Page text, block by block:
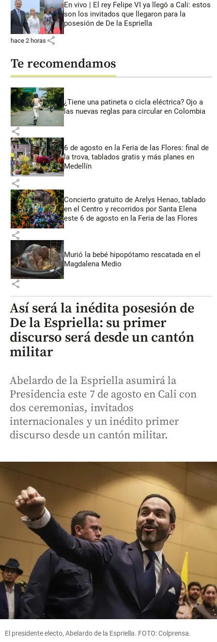
En vivo | El rey Felipe VI ya llegó a Cali: estos
son los invitados que llegaron para la
posesión de De la Espriella
hace 2 horas share
Te recomendamos
¿Tiene una patineta o cicla eléctrica? Ojo a
las nuevas reglas para circular en Colombia
share
6 de agosto en la Feria de las Flores: final de
la trova, tablados gratis y más planes en
Medellín
share
Concierto gratuito de Arelys Henao, tablado
en el Centro y recorridos por Santa Elena
este 6 de agosto en la Feria de las Flores
share
Murió la bebé hipopótamo rescatada en el
Magdalena Medio
share
Así será la inédita posesión de
De la Espriella: su primer
discurso será desde un cantón
militar
Abelardo de la Espriella asumirá la
Presidencia este 7 de agosto en Cali con
dos ceremonias, invitados
internacionales y un inédito primer
discurso desde un cantón militar.
El presidente electo, Abelardo de la Espriella. FOTO: Colprensa.